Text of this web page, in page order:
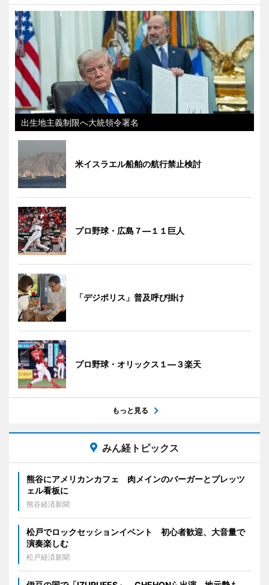
出生地主義制限へ大統領令署名
米イスラエル船舶の航行禁止検討
プロ野球・広島７―１１巨人
「デジポリス」普及呼び掛け
プロ野球・オリックス１―３楽天
もっと見る
みん経トピックス
熊谷にアメリカンカフェ 肉メインのバーガーとプレッツ
ェル看板に
熊谷経済新聞
松戸でロックセッションイベント 初心者歓迎、大音量で
演奏楽しむ
松戸経済新聞